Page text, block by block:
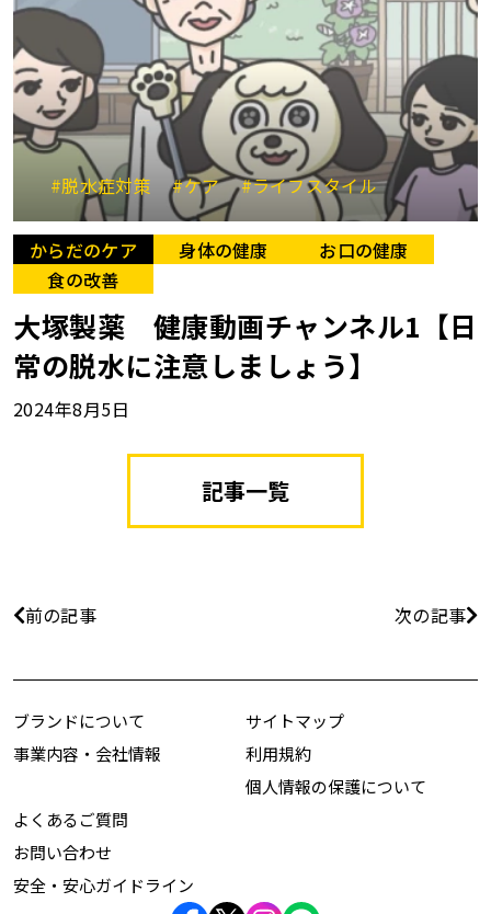
#脱水症対策 #ケア #ライフスタイル
からだのケア 身体の健康
お口の健康
食の改善
大塚製薬 健康動画チャンネル1【日
常の脱水に注意しましょう】
2024年8月5日
記事一覧
前の記事 次の記事
ブランドについて
事業内容・会社情報
サイトマップ
利用規約
個人情報の保護について
よくあるご質問
お問い合わせ
安全・安心ガイドライン